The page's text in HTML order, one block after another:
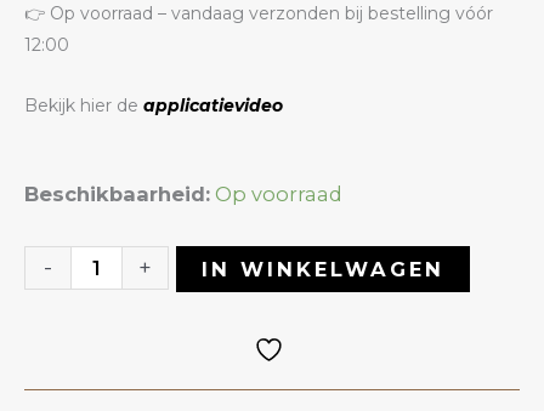
👉 Op voorraad – vandaag verzonden bij bestelling vóór
12:00
Bekijk hier de applicatievideo
Beschikbaarheid: Op voorraad
-
Color
Gel
+ IN WINKELWAGEN